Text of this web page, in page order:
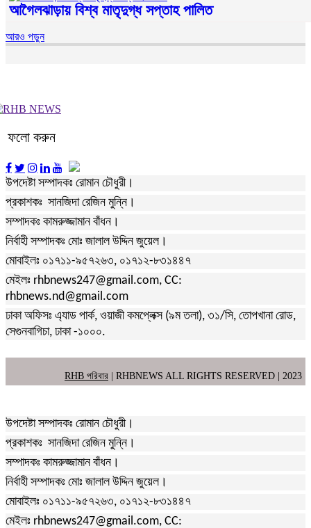
আগৈলঝাড়ায় বিশ্ব মাতৃদুগ্ধ সপ্তাহ পালিত
আরও পড়ুন
ফলো করুন
উপদেষ্টা সম্পাদকঃ রোমান চৌধুরী।
প্রকাশকঃ সানজিদা রেজিন মুন্নি।
সম্পাদকঃ কামরুজ্জামান বাঁধন।
নির্বাহী সম্পাদকঃ মোঃ জালাল উদ্দিন জুয়েল।
মোবাইলঃ ০১৭১১-৯৫৭২৬৩, ০১৭১২-৮৩১৪৪৭
মেইলঃ rhbnews247@gmail.com, CC:
rhbnews.nd@gmail.com
ঢাকা অফিসঃ এ্যাড পার্ক, ওয়াজী কমপ্লেক্স (৯ম তলা), ৩১/সি, তোপখানা রোড,
সেগুনবাগিচা, ঢাকা -১০০০.
RHB পরিবার | RHBNEWS ALL RIGHTS RESERVED | 2023
উপদেষ্টা সম্পাদকঃ রোমান চৌধুরী।
প্রকাশকঃ সানজিদা রেজিন মুন্নি।
সম্পাদকঃ কামরুজ্জামান বাঁধন।
নির্বাহী সম্পাদকঃ মোঃ জালাল উদ্দিন জুয়েল।
মোবাইলঃ ০১৭১১-৯৫৭২৬৩, ০১৭১২-৮৩১৪৪৭
মেইলঃ rhbnews247@gmail.com, CC: